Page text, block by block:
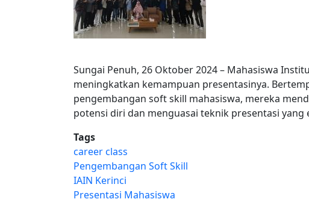
Sungai Penuh, 26 Oktober 2024 – Mahasiswa
meningkatkan kemampuan presentasinya.
pengembangan soft skill mahasiswa, mereka
potensi diri dan menguasai teknik presentasi
Tags
career class
Pengembangan Soft Skill
IAIN Kerinci
Presentasi Mahasiswa